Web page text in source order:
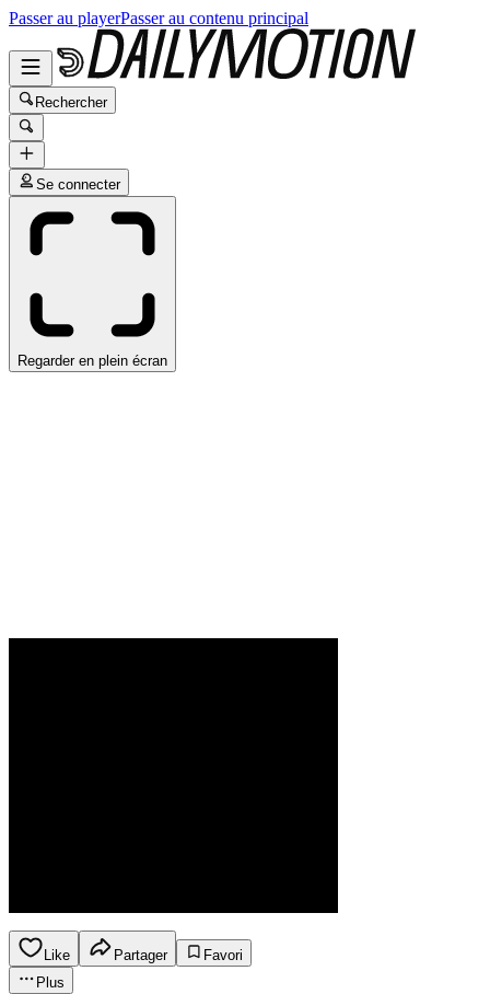
Passer au playerPasser au contenu principal
Rechercher
Se connecter
Regarder en plein écran
Like Partager
Favori
Plus